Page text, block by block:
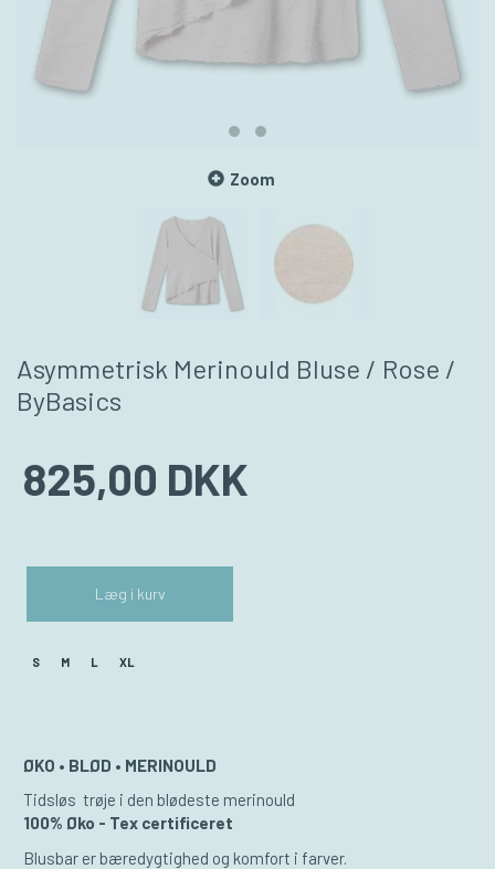
Zoom
Asymmetrisk Merinould Bluse / Rose /
ByBasics
825,00 DKK
Læg i kurv
S M L XL
ØKO • BLØD • MERINOULD
Tidsløs trøje i den blødeste merinould
100% Øko - Tex certificeret
Blusbar er bæredygtighed og komfort i farver.